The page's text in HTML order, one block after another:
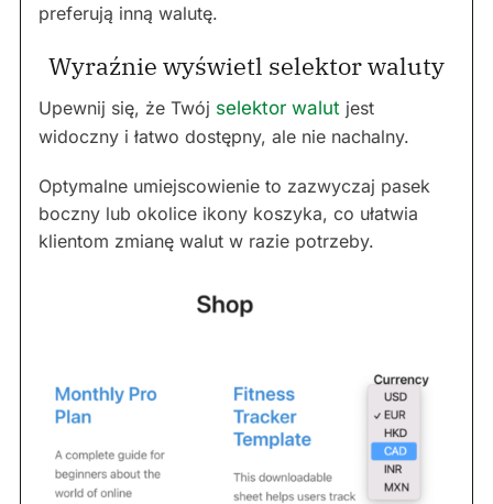
preferują inną walutę.
Wyraźnie wyświetl selektor waluty
Upewnij się, że Twój selektor walut jest
widoczny i łatwo dostępny, ale nie nachalny.
Optymalne umiejscowienie to zazwyczaj pasek
boczny lub okolice ikony koszyka, co ułatwia
klientom zmianę walut w razie potrzeby.